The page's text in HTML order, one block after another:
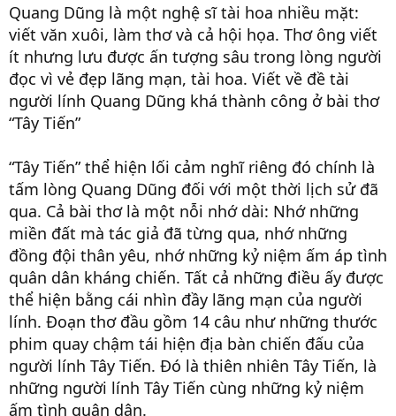
Quang Dũng là một nghệ sĩ tài hoa nhiều mặt:
viết văn xuôi, làm thơ và cả hội họa. Thơ ông viết
ít nhưng lưu được ấn tượng sâu trong lòng người
đọc vì vẻ đẹp lãng mạn, tài hoa. Viết về đề tài
người lính Quang Dũng khá thành công ở bài thơ
“Tây Tiến”
“Tây Tiến” thể hiện lối cảm nghĩ riêng đó chính là
tấm lòng Quang Dũng đối với một thời lịch sử đã
qua. Cả bài thơ là một nỗi nhớ dài: Nhớ những
miền đất mà tác giả đã từng qua, nhớ những
đồng đội thân yêu, nhớ những kỷ niệm ấm áp tình
quân dân kháng chiến. Tất cả những điều ấy được
thể hiện bằng cái nhìn đầy lãng mạn của người
lính. Đoạn thơ đầu gồm 14 câu như những thước
phim quay chậm tái hiện địa bàn chiến đấu của
người lính Tây Tiến. Đó là thiên nhiên Tây Tiến, là
những người lính Tây Tiến cùng những kỷ niệm
ấm tình quân dân.